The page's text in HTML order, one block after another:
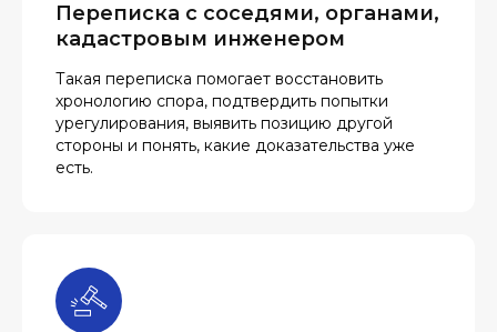
Переписка с соседями, органами,
кадастровым инженером
Такая переписка помогает восстановить
хронологию спора, подтвердить попытки
урегулирования, выявить позицию другой
стороны и понять, какие доказательства уже
есть.